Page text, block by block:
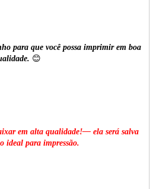
para que você possa imprimir em boa
😊
em alta qualidade!— ela será salva
ideal para impressão.